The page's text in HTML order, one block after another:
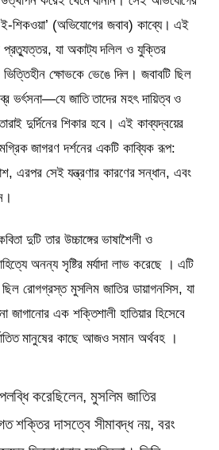
ই-শিকওয়া’ (অভিযোগের জবাব) কাব্যে। এই
যা অকাট্য দলিল ও যুক্তির
ক্ষোভকে ভেঙে দিল। জবাবটি ছিল
ভর্ৎসনা—যে জাতি তাদের মহৎ দায়িত্ব ও
দুর্দিনের শিকার হবে। এই কাব্যদ্বয়ের
জাগরণ দর্শনের একটি কাব্যিক রূপ:
এরপর সেই যন্ত্রণার কারণের সন্ধান, এবং
দুটি তার উচ্চাঙ্গের ভাষাশৈলী ও
অনন্য সৃষ্টির মর্যাদা লাভ করেছে । এটি
রোগগ্রস্ত মুসলিম জাতির ডায়াগনসিস, যা
জাগানোর এক শক্তিশালী হাতিয়ার হিসেবে
মানুষের কাছে আজও সমান অর্থবহ ।
করেছিলেন, মুসলিম জাতির
শক্তির দাসত্বে সীমাবদ্ধ নয়, বরং